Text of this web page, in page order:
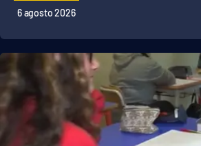
Laconair.it
Lacitymag.it
Lacapitalenews.it
6 agosto 2026